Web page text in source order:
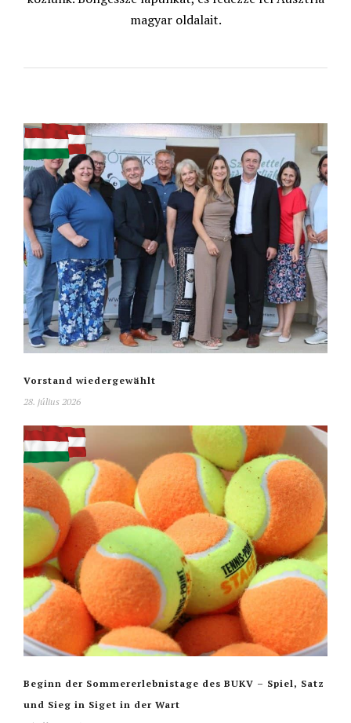
magyar oldalait.
Vorstand wiedergewählt
28. július 2026
Beginn der Sommererlebnistage des BUKV – Spiel, Satz
und Sieg in Siget in der Wart